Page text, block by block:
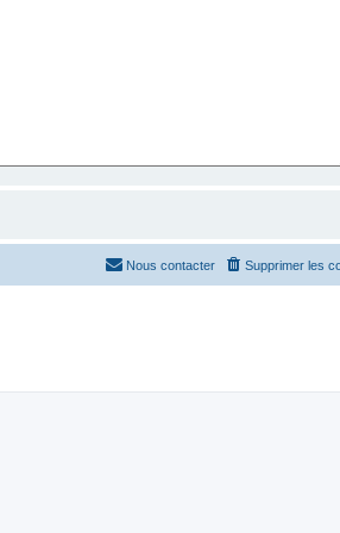
Supprimer les
Nous contacter